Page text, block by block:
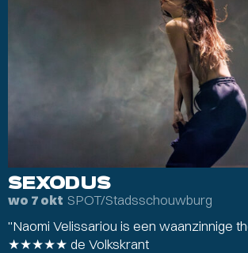
SEXODUS
wo 7 okt SPOT/Stadsschouwburg
"Naomi Velissariou is een waanzinnige
★★★★★ de Volkskrant